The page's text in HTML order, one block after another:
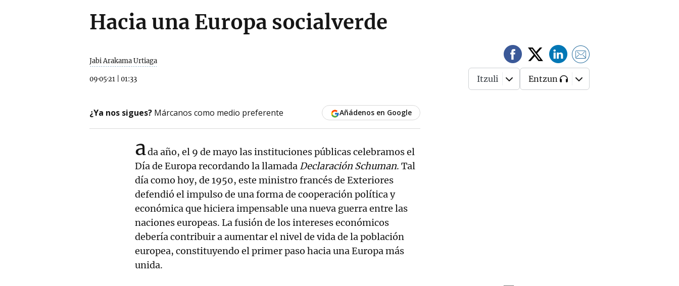
Hacia una Europa socialverde
Jabi Arakama Urtiaga
09·05·21 01:33 Itzuli Entzun
¿Ya nos sigues? Márcanos como medio preferente Añádenos en Google
ada año, el 9 de mayo las instituciones públicas celebramos el
Día de Europa recordando la llamada Declaración Schuman. Tal
día como hoy, de 1950, este ministro francés de Exteriores
defendió el impulso de una forma de cooperación política y
económica que hiciera impensable una nueva guerra entre las
naciones europeas. La fusión de los intereses económicos
debería contribuir a aumentar el nivel de vida de la población
europea, constituyendo el primer paso hacia una Europa más
unida.